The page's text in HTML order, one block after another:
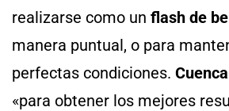
realizarse como un flash de
manera puntual, o para
perfectas condiciones. Cuenca
«para obtener los mejores